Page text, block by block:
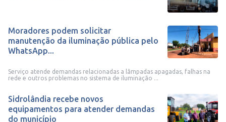
Moradores podem solicitar
manutenção da iluminação pública pelo
WhatsApp...
Serviço atende demandas relacionadas a lâmpadas apagadas, falhas na
rede e outros problemas no sistema de iluminação ...
Sidrolândia recebe novos
equipamentos para atender demandas
do município